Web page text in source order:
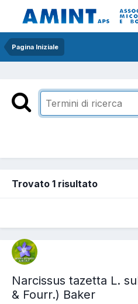
Pagina Iniziale
Trovato 1 risultato
Narcissus tazetta L.
& Fourr.) Baker